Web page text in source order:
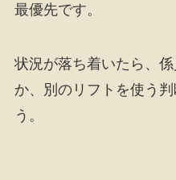
最優先です。
状況が落ち着いたら、
か、別のリフトを使う
う。